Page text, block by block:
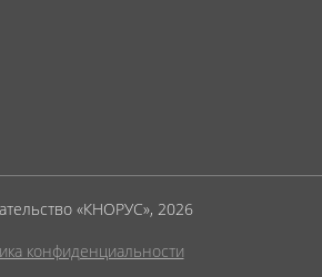
«КНОРУС», 2026
конфиденциальности